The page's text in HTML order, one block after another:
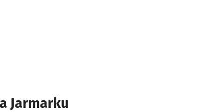
Jarmarku